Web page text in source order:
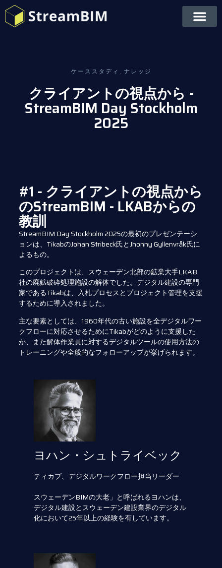
ケーススタディ , ナレッジ
クライアントの視点から -
StreamBIM Day Stockholm
2025
#1 - クライアントの視点から
のStreamBIM - LKABからの
教訓
StreamBIM Day Stockholm 2025の最初のプレゼンテーシ
ョンは、TikabのJohan Stribeck氏とJhonny Gyllenvråk氏に
よるもの。
このプロジェクトは、スウェーデン北部の鉱業大手LKAB
社の廃鉱破砕処理施設の解体でした。デジタル建設の専門
家であるTikabは、入札プロセスとプロジェクト管理を支援
するために導入されました。
主な要素としては、1960年代の古い施設を全デジタルワー
クフローに対応させるためにTikabがどのように支援した
か、また解体作業員に対するデジタルツールの使用方法の
トレーニングや全般的なフォローアップが挙げられます。
ヨハン・シュトライベック
ティカブ、デジタルワークフロー担当リーダー
スウェーデンBIMの大老」と呼ばれるヨハンは、
デジタル建設とスウェーデン建設業界のデジタル
化において25年以上の経験を有しています。